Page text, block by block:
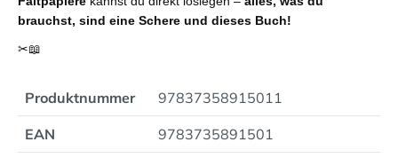
brauchst, sind eine Schere und dieses Buch!
✂📖
Produktnummer 97837358915011
EAN 9783735891501